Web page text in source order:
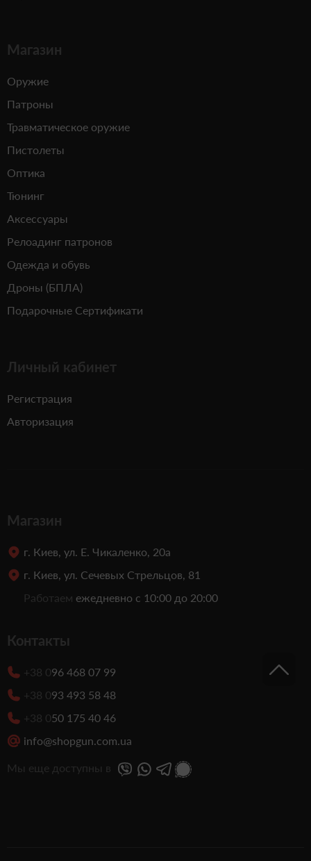
Магазин
Оружие
Патроны
Травматическое оружие
Пистолеты
Оптика
Тюнинг
Аксессуары
Релоадинг патронов
Одежда и обувь
Дроны (БПЛА)
Подарочные Сертификати
Личный кабинет
Регистрация
Авторизация
Магазин
г. Киев, ул. Е. Чикаленко, 20а
г. Киев, ул. Сечевых Стрельцов, 81
Работаем ежедневно с 10:00 до 20:00
Контакты
+38 096 468 07 99
+38 093 493 58 48
+38 050 175 40 46
info@shopgun.com.ua
Мы еще доступны в